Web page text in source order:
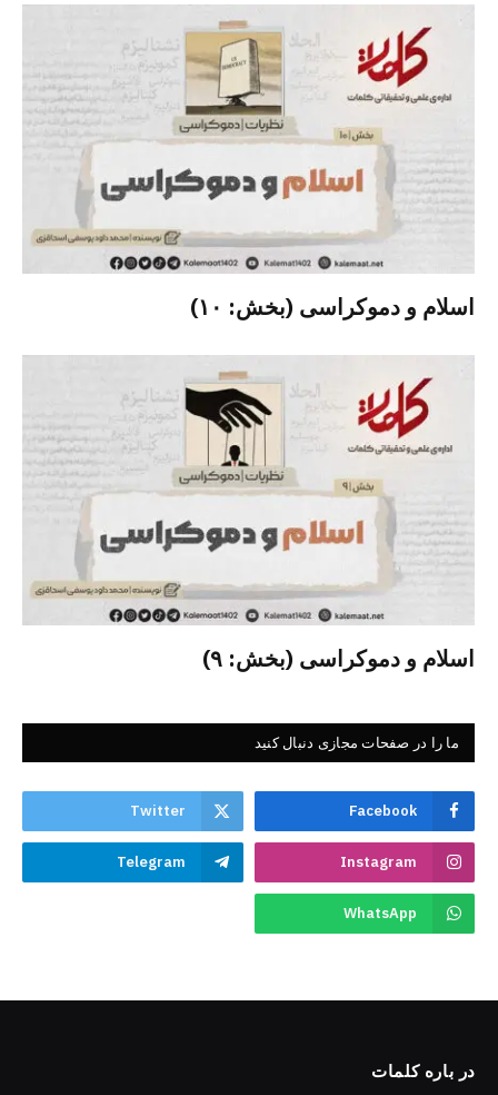
اسلام و دموکراسی (بخش: ۱۰)
اسلام و دموکراسی (بخش: ۹)
ما را در صفحات مجازی دنبال کنید
Facebook
Twitter
Instagram
Telegram
WhatsApp
در باره کلمات